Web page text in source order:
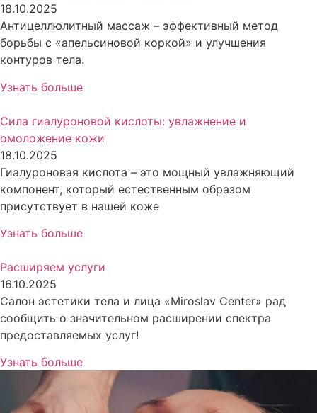
18.10.2025
Антицеллюлитный массаж – эффективный метод
борьбы с «апельсиновой коркой» и улучшения
контуров тела.
Узнать больше
Сила гиалуроновой кислоты: увлажнение и
омоложение кожи
18.10.2025
Гиалуроновая кислота – это мощный увлажняющий
компонент, который естественным образом
присутствует в нашей коже
Узнать больше
Расширяем услуги
16.10.2025
Салон эстетики тела и лица «Miroslav Center» рад
сообщить о значительном расширении спектра
предоставляемых услуг!
Узнать больше